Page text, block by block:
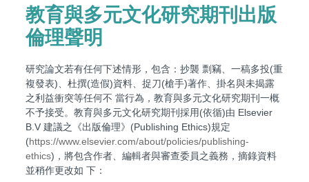
教育與多元文化研究期刊出版
倫理聲明
研究論文若有任何下述情形，包含：抄襲 剽竊、一稿多投(重
複發表)、杜撰(造假)資料、捉刀(槍手)著作、掛名與未揭露
之利益衝突等任何不 當行為，教育與多元文化研究期刊一概
不予接受。教育與多元文化研究期刊採用(依循)由 Elsevier
B.V 建議之《出版倫理》(Publishing Ethics)規定
(https://www.elsevier.com/about/policies/publishing-
ethics)，將包含作者、編輯者與審查委員之義務，摘錄資料
並稍作更改如 下：